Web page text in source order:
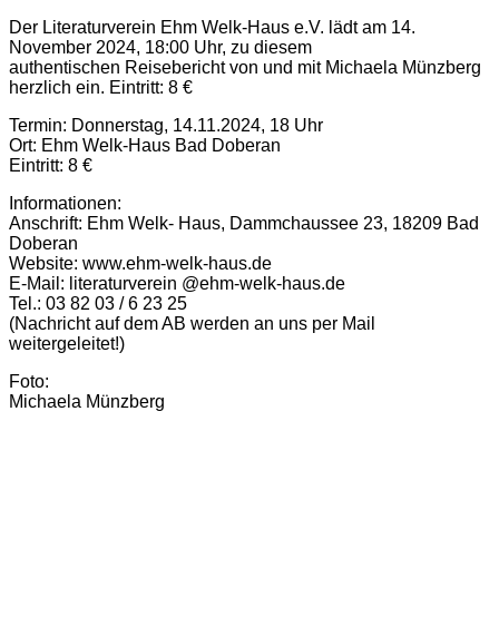
Der Literaturverein Ehm Welk-Haus e.V. lädt am 14.
November 2024, 18:00 Uhr, zu diesem
authentischen Reisebericht von und mit Michaela Münzberg
herzlich ein. Eintritt: 8 €
Termin: Donnerstag, 14.11.2024, 18 Uhr
Ort: Ehm Welk-Haus Bad Doberan
Eintritt: 8 €
Informationen:
Anschrift: Ehm Welk- Haus, Dammchaussee 23, 18209 Bad
Doberan
Website: www.ehm-welk-haus.de
E-Mail: literaturverein @ehm-welk-haus.de
Tel.: 03 82 03 / 6 23 25
(Nachricht auf dem AB werden an uns per Mail
weitergeleitet!)
Foto:
Michaela Münzberg